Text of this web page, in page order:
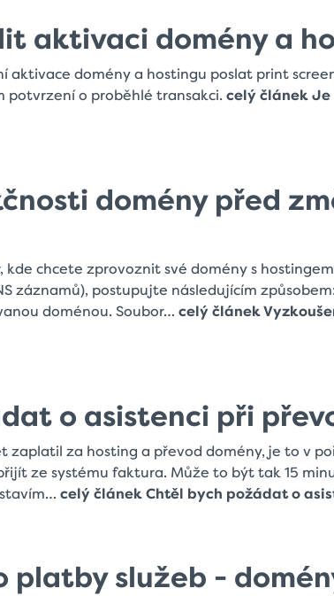
aktivaci domény a
aktivace domény a hostingu poslat print
potvrzení o proběhlé transakci. celý článek
domény před
kde chcete zprovoznit své domény s
záznamů), postupujte následujícím
doménou. Soubor… celý článek
o asistenci při
zaplatil za hosting a převod domény, je to v
ze systému faktura. Může to být tak 15
celý článek Chtěl bych požádat o
platby služeb -